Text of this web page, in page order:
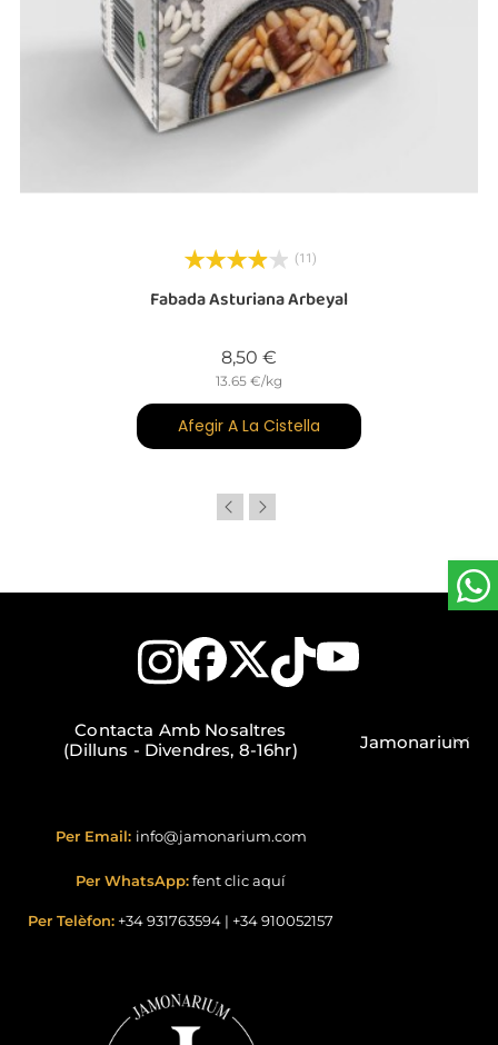
(11)
Fabada Asturiana Arbeyal
8,50 €
13.65 €/kg
Afegir A La Cistella
Contacta Amb Nosaltres
(Dilluns - Divendres, 8-16hr)
Per Email: info@jamonarium.com
Per WhatsApp:fent clic aquí
Per Telèfon: +34 931763594 | +34 910052157
Jamonarium